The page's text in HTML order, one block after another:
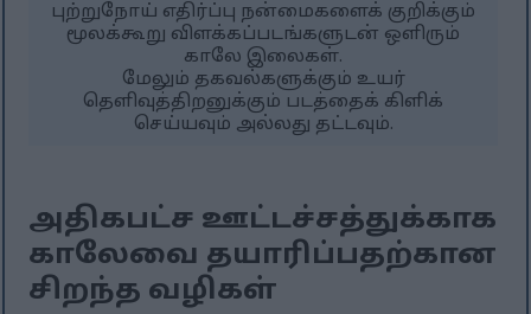
புற்றுநோய் எதிர்ப்பு நன்மைகளைக் குறிக்கும்
மூலக்கூறு விளக்கப்படங்களுடன் ஒளிரும்
காலே இலைகள்.
மேலும் தகவல்களுக்கும் உயர்
தெளிவுத்திறனுக்கும் படத்தைக் கிளிக்
செய்யவும் அல்லது தட்டவும்.
அதிகபட்ச ஊட்டச்சத்துக்காக
காலேவை தயாரிப்பதற்கான
சிறந்த வழிகள்